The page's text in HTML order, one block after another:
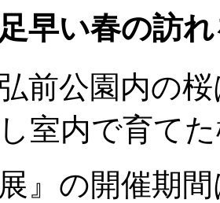
早い春の訪
前公園内の
室内で育て
展』の開催期